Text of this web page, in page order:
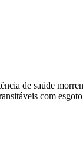
de saúde
com